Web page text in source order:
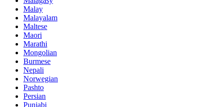
Malay
Malayalam
Maltese
Maori
Marathi
Mongolian
Burmese
Nepali
Norwegian
Pashto
Persian
Punjabi